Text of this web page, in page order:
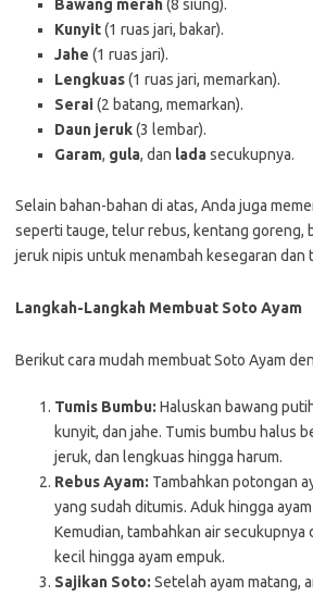
Bawang merah(8 siung).
Kunyit(1 ruas jari, bakar).
Jahe (1 ruas jari).
Lengkuas(1 ruas jari, memarkan).
Serai(2 batang, memarkan).
Daun jeruk(3 lembar).
Garam, gula, dan ladasecukupnya.
Selain bahan-bahan di atas, Anda juga
seperti tauge, telur rebus, kentang goreng,
jeruk nipis untuk menambah kesegaran dan
Langkah-Langkah Membuat Soto Ayam
Berikut cara mudah membuat Soto Ayam
Tumis Bumbu: Haluskan bawang
kunyit, dan jahe. Tumis bumbu halus
jeruk, dan lengkuas hingga harum.
Rebus Ayam: Tambahkan potongan
yang sudah ditumis. Aduk hingga
Kemudian, tambahkan air secukupnya
kecil hingga ayam empuk.
Sajikan Soto: Setelah ayam matang,